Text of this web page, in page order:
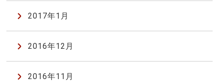
2017年1月
2016年12月
2016年11月